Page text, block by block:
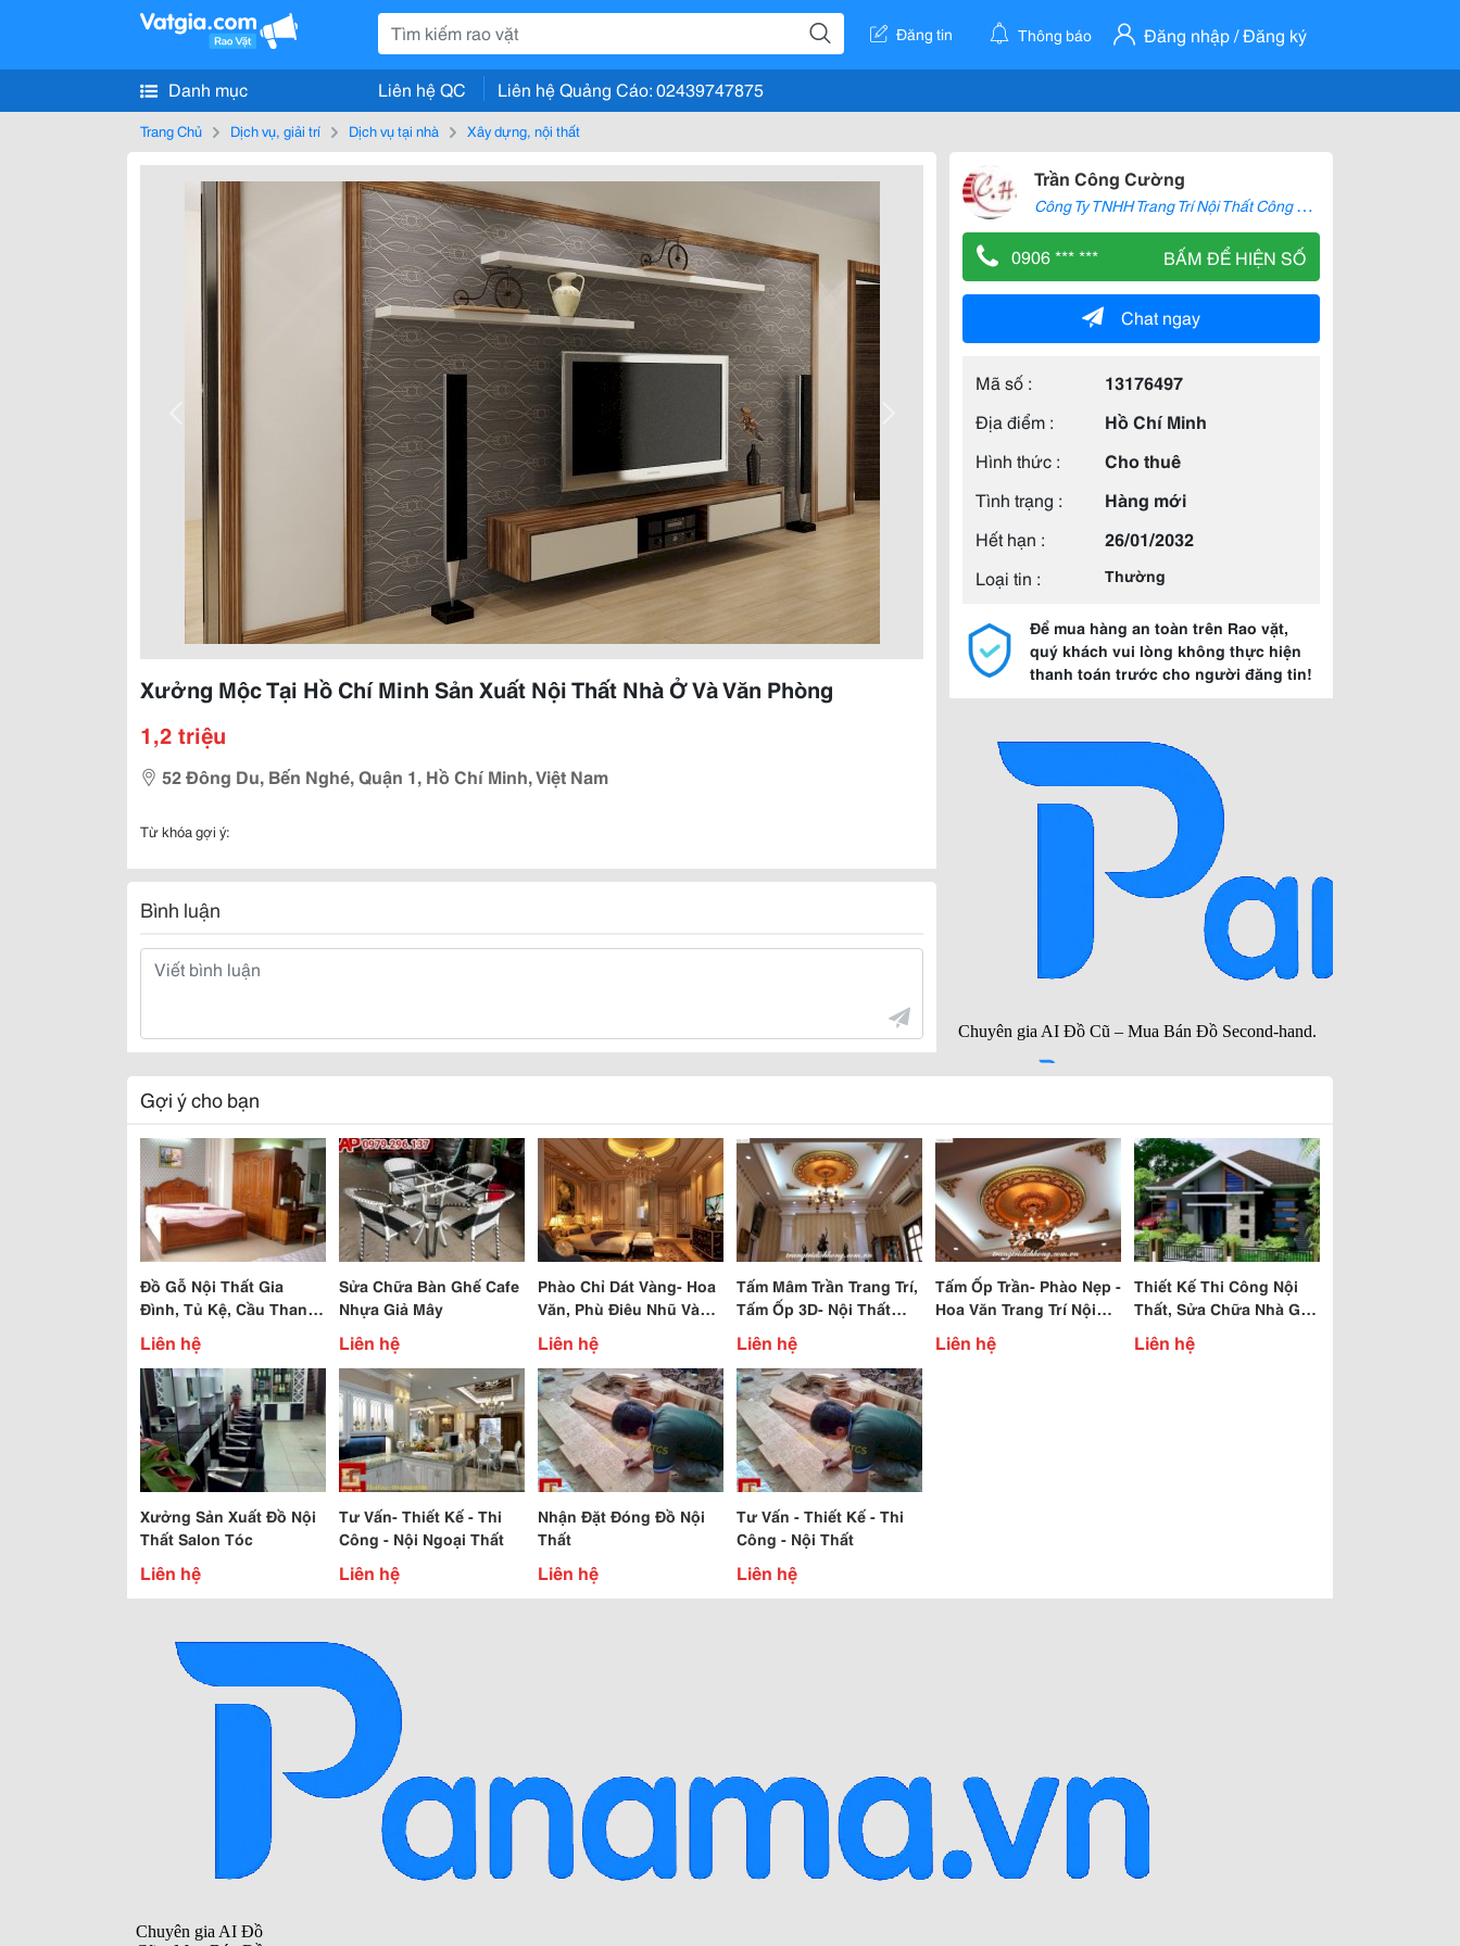
Đăng tin Thông báo Đăng nhập / Đăng ký
Danh mục Liên hệ QC Liên hệ Quảng Cáo: 02439747875
Trang Chủ Dịch vụ, giải trí Dịch vụ tại nhà Xây dựng, nội thất
Xưởng Mộc Tại Hồ Chí Minh Sản Xuất Nội Thất Nhà Ở Và Văn Phòng
1,2 triệu
52 Đông Du, Bến Nghé, Quận 1, Hồ Chí Minh, Việt Nam
Từ khóa gợi ý:
Bình luận
Trần Công Cường
C
ông Ty TNHH Trang Trí Nội Thất Công Hậu
0906 *** *** BẤM ĐỂ HIỆN SỐ
Chat ngay
Mã số :
13176497
Địa điểm :
Hồ Chí Minh
Hình thức :
Cho thuê
Tình trạng :
Hàng mới
Hết hạn :
26/01/2032
Loại tin :
Thường
Để mua hàng an toàn trên Rao vặt,
quý khách vui lòng không thực hiện
thanh toán trước cho người đăng tin!
Gợi ý cho bạn
Đồ Gỗ Nội Thất Gia
Đình, Tủ Kệ, Cầu Thang,
Lam Trang Trí...
Liên hệ
Sửa Chữa Bàn Ghế Cafe
Nhựa Giả Mây
Liên hệ
Phào Chỉ Dát Vàng- Hoa
Văn, Phù Điêu Nhũ Vàng
Trang Trí Nội Thất Tinh
Xảo
Liên hệ
Tấm Mâm Trần Trang Trí,
Tấm Ốp 3D- Nội Thất
Nhà Đẹp
Liên hệ
Tấm Ốp Trần- Phào Nẹp -
Hoa Văn Trang Trí Nội
Thất Nhà Đẹp
Liên hệ
Thiết Kế Thi Công Nội
Thất, Sửa Chữa Nhà Giá
Rẻ
Liên hệ
Xưởng Sản Xuất Đồ Nội
Thất Salon Tóc
Liên hệ
Tư Vấn- Thiết Kế - Thi
Công - Nội Ngoại Thất
Liên hệ
Nhận Đặt Đóng Đồ Nội
Thất
Liên hệ
Tư Vấn - Thiết Kế - Thi
Công - Nội Thất
Liên hệ